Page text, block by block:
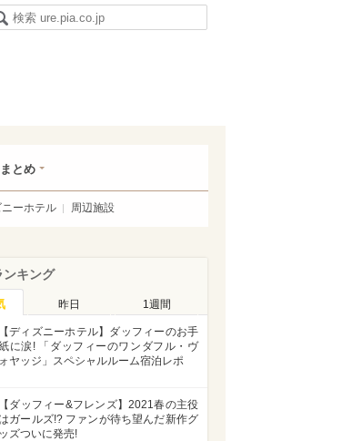
とめ
ーホテル 周辺施設
ンキング
昨日 1週間
【ディズニーホテル】ダッフィーのお手
に涙! 「ダッフィーのワンダフル・ヴ
ォヤッジ」スペシャルルーム宿泊レポ
【ダッフィー&フレンズ】2021春の主役
ガールズ!? ファンが待ち望んだ新作グ
ッズついに発売!